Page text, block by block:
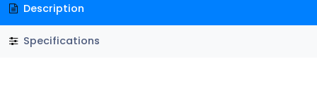
Description
Specifications